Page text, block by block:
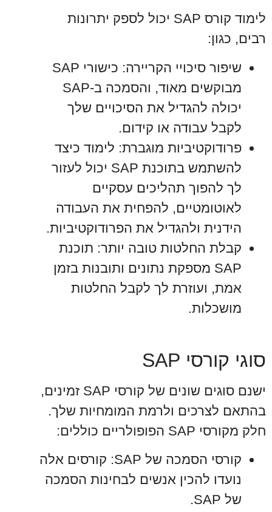
לימוד קורס SAP יכול לספק יתרונות
רבים, כגון:
שיפור סיכויי הקריירה: כישורי SAP
מבוקשים מאוד, והסמכה ב-SAP
יכולה להגדיל את הסיכויים שלך
לקבל עבודה או קידום.
פרודוקטיביות מוגברת: לימוד כיצד
להשתמש בתוכנת SAP יכול לעזור
לך להפוך תהליכים עסקיים
לאוטומטיים, להפחית את העבודה
הידנית ולהגדיל את הפרודוקטיביות.
קבלת החלטות טובה יותר: תוכנת
SAP מספקת נתונים ותובנות בזמן
אמת, ועוזרת לך לקבל החלטות
מושכלות.
סוגי קורסי SAP
ישנם סוגים שונים של קורסי SAP זמינים,
בהתאם לצרכים ולרמת המומחיות שלך.
חלק מקורסי SAP הפופולריים כוללים:
קורסי הסמכה של SAP: קורסים אלה
נועדו להכין אנשים לבחינות הסמכה
של SAP.